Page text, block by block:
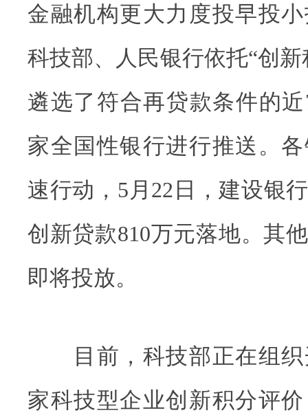
金融机构更大力度投早投
科技部、人民银行依托“创
遴选了符合再贷款条件的
家全国性银行进行推送。
速行动，5月22日，建设银
创新贷款810万元落地。其
即将投放。
目前，科技部正在组织
家科技型企业创新积分评